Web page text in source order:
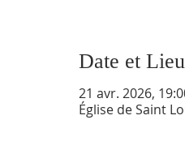
Date et Lieu
21 avr. 2026,
Église de Saint